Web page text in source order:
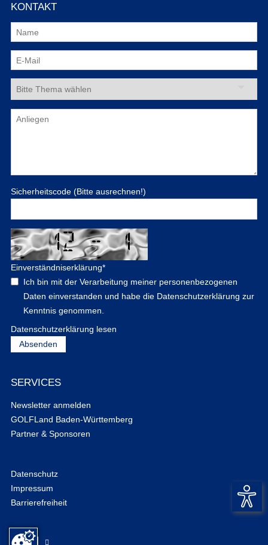
KONTAKT
Sicherheitscode (Bitte ausrechnen!)
Einverständniserklärung*
Ich bin mit der Verarbeitung meiner personenbezogenen
Daten einverstanden und habe die Datenschutzerklärung zur
Kenntnis genommen.
Datenschutzerklärung lesen
SERVICES
Newsletter anmelden
GOLFLand Baden-Württemberg
Partner & Sponsoren
Datenschutz
Impressum
Barrierefreiheit